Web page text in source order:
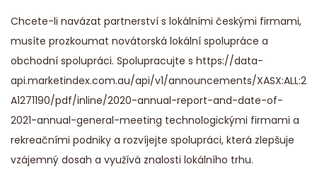
Chcete-li navázat partnerství s lokálními českými firmami,
musíte prozkoumat novátorská lokální spolupráce a
obchodní spolupráci. Spolupracujte s https://data-
api.marketindex.com.au/api/v1/announcements/XASX:ALL:2
A1271190/pdf/inline/2020-annual-report-and-date-of-
2021-annual-general-meeting technologickými firmami a
rekreačními podniky a rozvíjejte spolupráci, která zlepšuje
vzájemný dosah a využívá znalosti lokálního trhu.